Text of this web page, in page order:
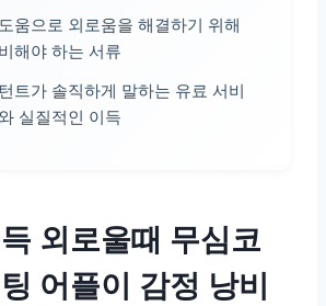
움으로 외로움을 해결하기 위해
해야 하는 서류
트가 솔직하게 말하는 유료 서비
실질적인 이득
외로울때 무심코
어플이 감정 낭비